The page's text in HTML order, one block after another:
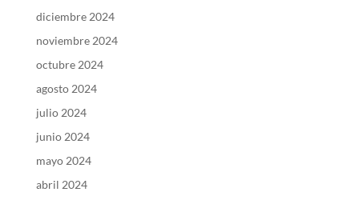
diciembre 2024
noviembre 2024
octubre 2024
agosto 2024
julio 2024
junio 2024
mayo 2024
abril 2024